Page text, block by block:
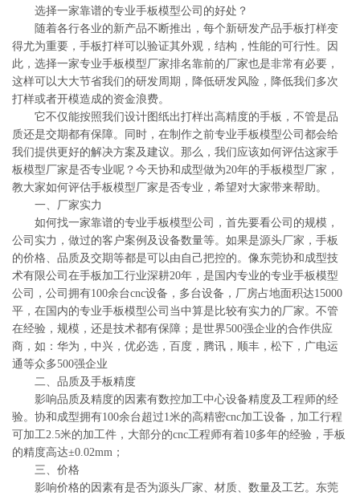
选择一家靠谱的专业手板模型公司的好处？
随着各行各业的新产品不断推出，每个新研发产品手板打样变
得尤为重要，手板打样可以验证其外观，结构，性能的可行性。因
此，选择一家专业手板模型厂家排名靠前的厂家也是非常有必要，
这样可以大大节省我们的研发周期，降低研发风险，降低我们多次
打样或者开模造成的资金浪费。
它不仅能按照我们设计图纸出打样出高精度的手板，不管是品
质还是交期都有保障。同时，在制作之前专业手板模型公司都会给
我们提供更好的解决方案及建议。那么，我们应该如何评估这家手
板模型厂家是否专业呢？今天协和成型做为20年的手板模型厂家，
教大家如何评估手板模型厂家是否专业，希望对大家带来帮助。
一、厂家实力
如何找一家靠谱的专业手板模型公司，首先要看公司的规模，
公司实力，做过的客户案例及设备数量等。如果是源头厂家，手板
的价格、品质及交期等都是可以由自己把控的。像东莞协和成型技
术有限公司在手板加工行业深耕20年，是国内专业的专业手板模型
公司，公司拥有100余台cnc设备，多台设备，厂房占地面积达15000
平，在国内的专业手板模型公司当中算是比较有实力的厂家。不管
在经验，规模，还是技术都有保障；是世界500强企业的合作供应
商，如：华为，中兴，优必选，百度，腾讯，顺丰，松下，广电运
通等众多500强企业
二、品质及手板精度
影响品质及精度的因素有数控加工中心设备精度及工程师的经
验。协和成型拥有100余台超过1米的高精密cnc加工设备，加工行程
可加工2.5米的加工件，大部分的cnc工程师有着10多年的经验，手板
的精度高达±0.02mm；
三、价格
影响价格的因素有是否为源头厂家、材质、数量及工艺。东莞